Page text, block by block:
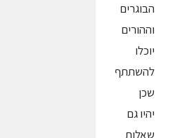
הבוגרים
וההורים
יוכלו
להשתתף
שכן
יהיו גם
שאלות